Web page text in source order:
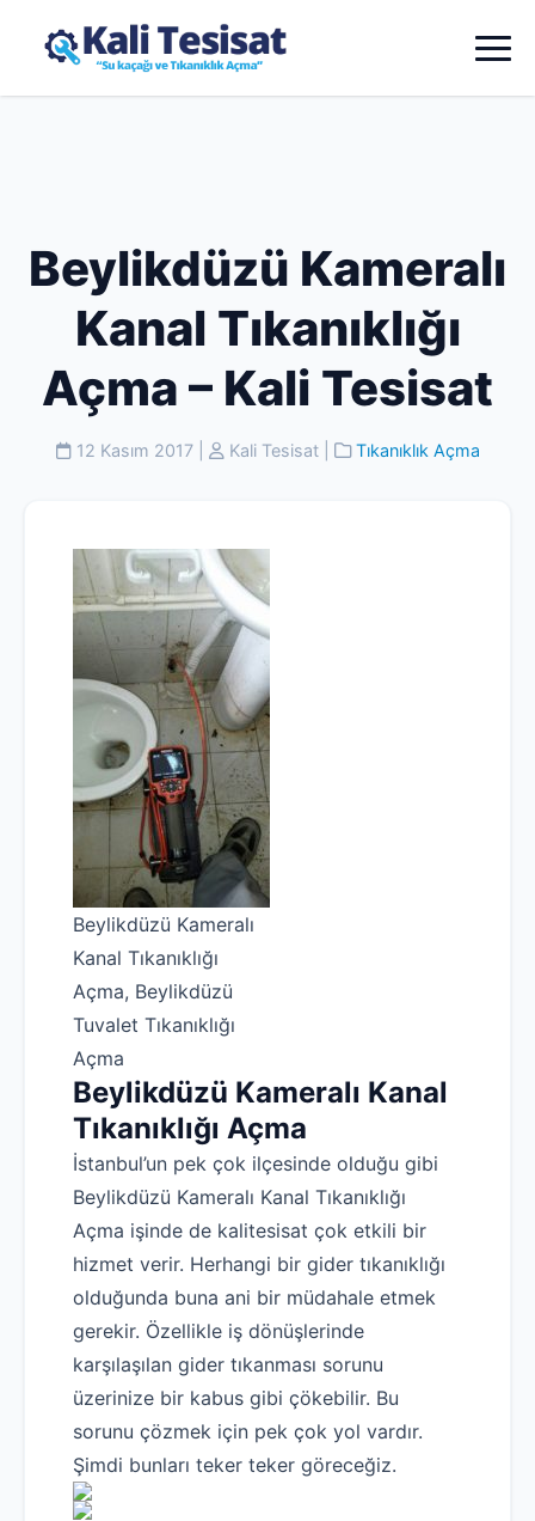
Beylikdüzü Kameralı
Kanal Tıkanıklığı
Açma – Kali Tesisat
12 Kasım 2017| Kali Tesisat| Tıkanıklık Açma
Beylikdüzü Kameralı
Kanal Tıkanıklığı
Açma, Beylikdüzü
Tuvalet Tıkanıklığı
Açma
Beylikdüzü Kameralı Kanal
Tıkanıklığı Açma
İstanbul’un pek çok ilçesinde olduğu gibi
Beylikdüzü Kameralı Kanal Tıkanıklığı
Açma işinde de kalitesisat çok etkili bir
hizmet verir. Herhangi bir gider tıkanıklığı
olduğunda buna ani bir müdahale etmek
gerekir. Özellikle iş dönüşlerinde
karşılaşılan gider tıkanması sorunu
üzerinize bir kabus gibi çökebilir. Bu
sorunu çözmek için pek çok yol vardır.
Şimdi bunları teker teker göreceğiz.